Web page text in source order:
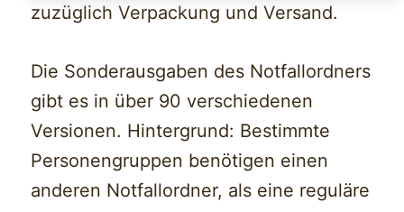
zuzüglich Verpackung und Versand.
Die Sonderausgaben des Notfallordners
gibt es in über 90 verschiedenen
Versionen. Hintergrund: Bestimmte
Personengruppen benötigen einen
anderen Notfallordner, als eine reguläre